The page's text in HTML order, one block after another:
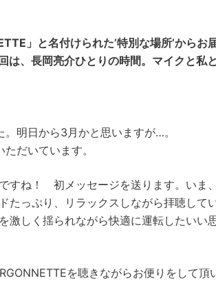
」と名付けられた’特別な場所’からお
、長岡亮介ひとりの時間。マイクと私
明日から3月かと思いますが…。
だいています。
すね！ 初メッセージを送ります。いま
たっぷり、リラックスしながら拝聴して
激しく揺られながら快適に運転したいい
を聴きながらお便りをして頂